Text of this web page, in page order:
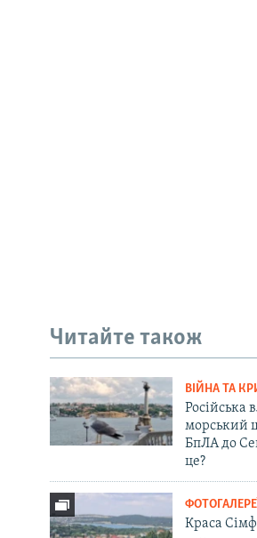
Читайте також
ВІЙНА ТА
Російська
морський
БпЛА до
це?
ФОТОГАЛЕРЕЇ
Краса